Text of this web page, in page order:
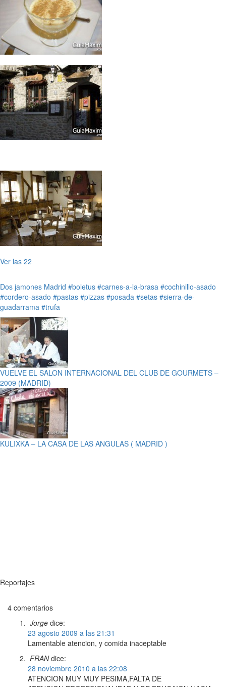
Ver las 22
Dos jamones Madrid #boletus #carnes-a-la-brasa #cochinillo-asado
#cordero-asado #pastas #pizzas #posada #setas #sierra-de-
guadarrama #trufa
VUELVE EL SALON INTERNACIONAL DEL CLUB DE GOURMETS –
2009 (MADRID)
KULIXKA – LA CASA DE LAS ANGULAS ( MADRID )
Reportajes
4 comentarios
Jorge dice:
23 agosto 2009 a las 21:31
Lamentable atencion, y comida inaceptable
FRAN dice:
28 noviembre 2010 a las 22:08
ATENCION MUY MUY PESIMA,FALTA DE